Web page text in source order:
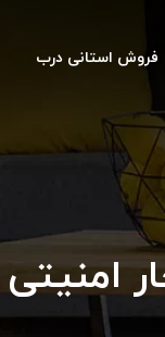
فروش استانی درب
امنیتی